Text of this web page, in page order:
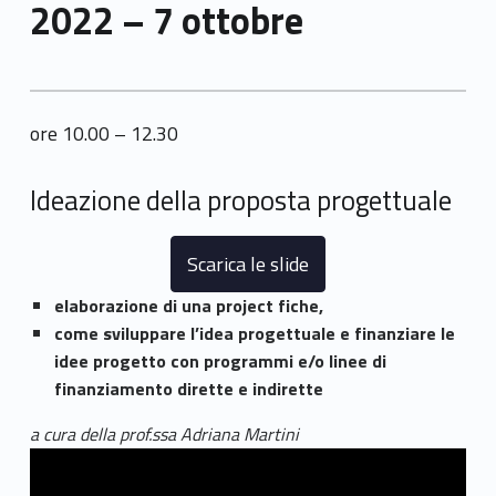
2022 – 7 ottobre
ore 10.00 – 12.30
Ideazione della proposta progettuale
Scarica le slide
elaborazione di una project fiche,
come sviluppare l’idea progettuale e finanziare le
idee progetto con programmi e/o linee di
finanziamento dirette e indirette
a cura della prof.ssa Adriana Martini